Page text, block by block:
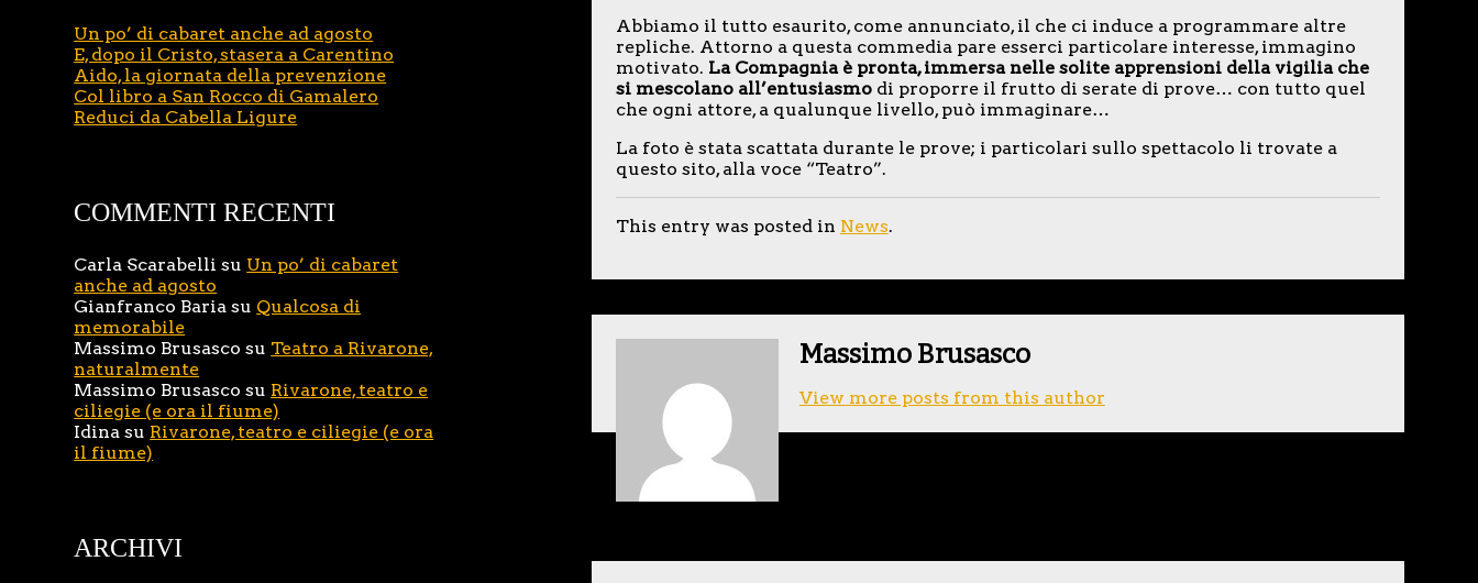
Abbiamo il tutto esaurito, come annunciato, il che ci induce a programmare altre
repliche. Attorno a questa commedia pare esserci particolare interesse, immagino
motivato. La Compagnia è pronta, immersa nelle solite apprensioni della vigilia che
si mescolano all’entusiasmo di proporre il frutto di serate di prove… con tutto quel
che ogni attore, a qualunque livello, può immaginare…
La foto è stata scattata durante le prove; i particolari sullo spettacolo li trovate a
questo sito, alla voce “Teatro”.
This entry was posted in News.
Massimo Brusasco
View more posts from this author
Un po’ di cabaret anche ad agosto
E, dopo il Cristo, stasera a Carentino
Aido, la giornata della prevenzione
Col libro a San Rocco di Gamalero
Reduci da Cabella Ligure
COMMENTI RECENTI
Carla Scarabelli su Un po’ di cabaret
anche ad agosto
Gianfranco Baria su Qualcosa di
memorabile
Massimo Brusasco su Teatro a Rivarone,
naturalmente
Massimo Brusasco su Rivarone, teatro e
ciliegie (e ora il fiume)
Idina su Rivarone, teatro e ciliegie (e ora
il fiume)
ARCHIVI